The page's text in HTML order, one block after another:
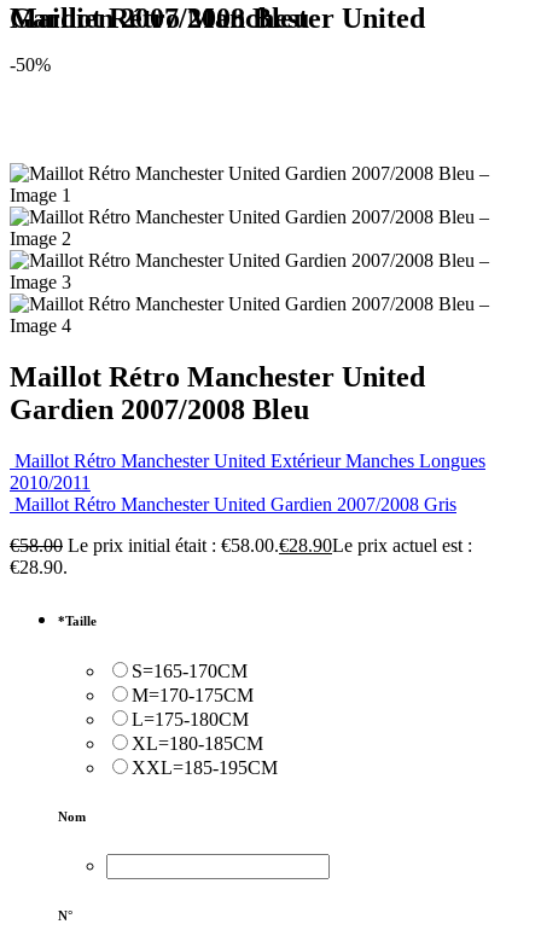
Maillot Rétro Manchester United Gardien 2007/2008 Bleu
-50%
Maillot Rétro Manchester United
Gardien 2007/2008 Bleu
Maillot Rétro Manchester United Extérieur Manches Longues
2010/2011
Maillot Rétro Manchester United Gardien 2007/2008 Gris
€58.00 Le prix initial était : €58.00.€28.90Le prix actuel est :
€28.90.
*Taille
S=165-170CM
M=170-175CM
L=175-180CM
XL=180-185CM
XXL=185-195CM
Nom
N°